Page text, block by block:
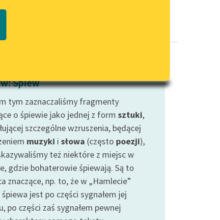
PDF
wrażliwych
Deklaracja dostępności
Śpiew
tym zaznaczaliśmy fragmenty
o śpiewie jako jednej z form sztuki,
szczególne wzruszenia, będącej
muzyki i słowa (często poezji),
też niektóre z miejsc w
gdzie bohaterowie śpiewają. Są to
znaczące, np. to, że w „Hamlecie”
jest po części sygnałem jej
po części zaś sygnałem pewnej